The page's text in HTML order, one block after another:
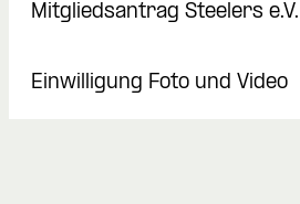
Mitgliedsantrag Steelers e.V.
Einwilligung Foto und Video